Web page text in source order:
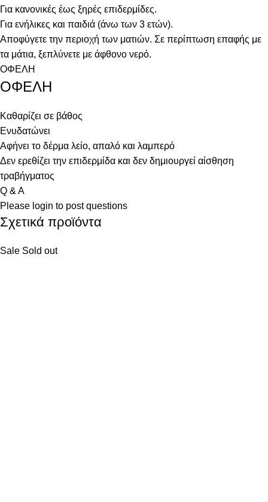
Για κανονικές έως ξηρές επιδερμίδες.
Για ενήλικες και παιδιά (άνω των 3 ετών).
Αποφύγετε την περιοχή των ματιών. Σε περίπτωση επαφής με
τα μάτια, ξεπλύνετε με άφθονο νερό.
ΟΦΕΛΗ
ΟΦΕΛΗ
Καθαρίζει σε βάθος
Ενυδατώνει
Αφήνει το δέρμα λείο, απαλό και λαμπερό
Δεν ερεθίζει την επιδερμίδα και δεν δημιουργεί αίσθηση
τραβήγματος
Q & A
Please login to post questions
Σχετικά προϊόντα
Sale Sold out